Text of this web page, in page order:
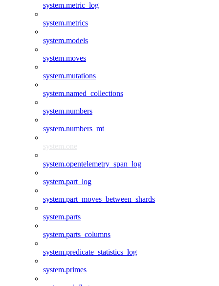
system.metric_log
system.metrics
system.models
system.moves
system.mutations
system.named_collections
system.numbers
system.numbers_mt
system.one
system.opentelemetry_span_log
system.part_log
system.part_moves_between_shards
system.parts
system.parts_columns
system.predicate_statistics_log
system.primes